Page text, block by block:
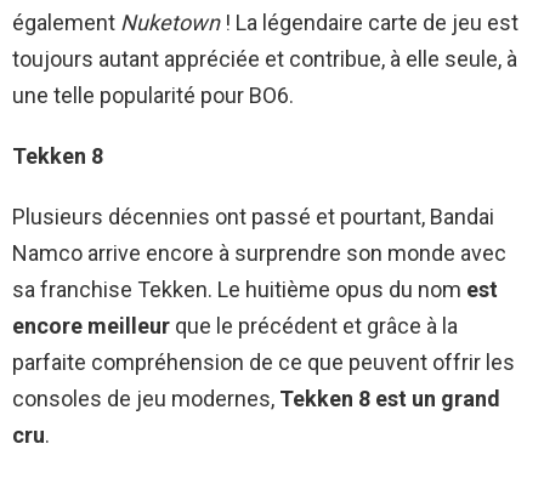
également Nuketown ! La légendaire carte de jeu est
toujours autant appréciée et contribue, à elle seule, à
une telle popularité pour BO6.
Tekken 8
Plusieurs décennies ont passé et pourtant, Bandai
Namco arrive encore à surprendre son monde avec
sa franchise Tekken. Le huitième opus du nom est
encore meilleur que le précédent et grâce à la
parfaite compréhension de ce que peuvent offrir les
consoles de jeu modernes, Tekken 8 est un grand
cru.